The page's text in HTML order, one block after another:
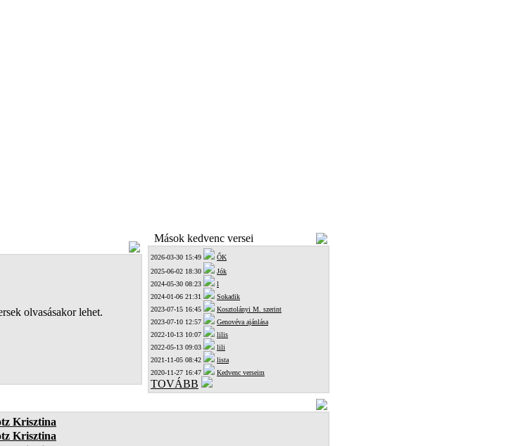
olvasásakor lehet.
Mások kedvenc versei
2026-03-30 15:49
ŐK
2025-06-02 18:30
Jók
2024-05-30 08:23
l
2024-01-06 21:31
Sokadik
2023-07-15 16:45
Kosztolányi M. szerint
2023-07-10 12:57
Genovéva ajánlása
2022-10-13 10:07
lilis
2022-05-13 09:03
lili
2021-11-05 08:42
lista
2020-11-27 16:47
Kedvenc verseim
TOVÁBB
Krisztina
Krisztina